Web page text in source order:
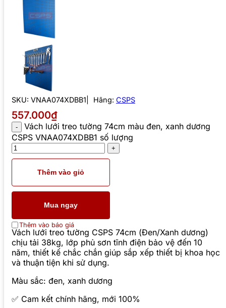
SKU: VNAA074XDBB1 Hãng: CSPS
557.000₫
Vách lưới treo tường 74cm màu đen, xanh dương
CSPS VNAA074XDBB1 số lượng
Thêm vào giỏ
Mua ngay
Thêm vào báo giá
Vách lưới treo tường CSPS 74cm (Đen/Xanh dương)
chịu tải 38kg, lớp phủ sơn tĩnh điện bảo vệ đến 10
năm, thiết kế chắc chắn giúp sắp xếp thiết bị khoa học
và thuận tiện khi sử dụng.
Màu sắc: đen, xanh dương
✅ Cam kết chính hãng, mới 100%